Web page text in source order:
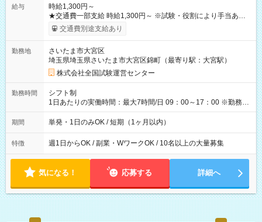
給与
時給1,300円～
★交通費一部支給 時給1,300円～ ※試験・役割により手当あり
※勤務回数により昇給あり 【即給（前払い）オプションあ
り！】 希望される場合、勤務から1週間ほどで給与の一部を受け
例】 ・河合塾模擬試験 8:30～17:30（休憩1時間） 時給1,300円
×8時間＝日収10,400円＋交通費 ※当日の役割により時給＋100
円の場合あり ・国家試験 7:00～13:30（休憩なし） 時給1,300
円（役割手当＋100円）×6時間＝日収8,400円＋交通費 【試用期
間】試用期間なし
交通費別途支給あり
勤務地
さいたま市大宮区
埼玉県埼玉県さいたま市大宮区錦町（最寄り駅：大宮駅）
株式会社全国試験運営センター
勤務時間
シフト制
1日あたりの実働時間：最大7時間/日 09：00～17：00 ※勤務時
間は 試験により異なります。
期間 単発・1日のみOK / 短期（1ヶ月以内）
特徴 週1日からOK / 副業・WワークOK / 10名以上の大量募集
気になる！ 応募する 詳細へ